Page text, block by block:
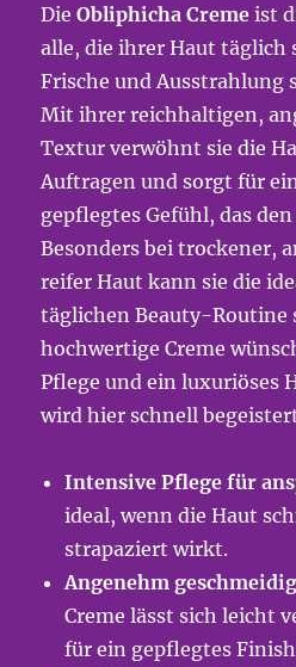
DieObliphicha Creme ist
alle, die ihrer Haut täglich
Frische und Ausstrahlung
Mit ihrer reichhaltigen,
Textur verwöhnt sie die
Auftragen und sorgt für
gepflegtes Gefühl, das
Besonders bei trockener,
reifer Haut kann sie die
täglichen Beauty-Routine
hochwertige Creme
Pflege und ein luxuriöses
wird hier schnell
Intensive Pflege für
ideal, wenn die Haut
strapaziert wirkt.
Angenehm
Creme lässt sich leicht
für ein gepflegtes